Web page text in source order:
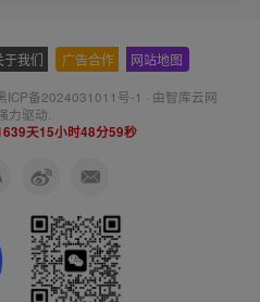
于我们 广告合作 网站地图
ICP备2024031011号-1 · 由智库云网
力驱动.
1639天15小时49分0秒